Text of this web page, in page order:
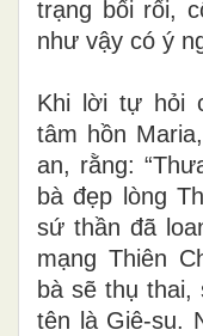
trạng bối rối,
như vậy có ý
Khi lời tự hỏi
tâm hồn
an, rằng:
bà đẹp lòng
sứ thần đã
mạng Thiên
bà sẽ thụ thai,
tên là Giê-su.